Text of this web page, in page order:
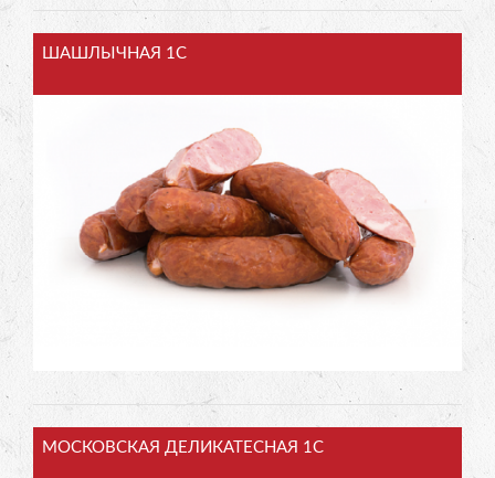
ШАШЛЫЧНАЯ 1С
МОСКОВСКАЯ ДЕЛИКАТЕСНАЯ 1С